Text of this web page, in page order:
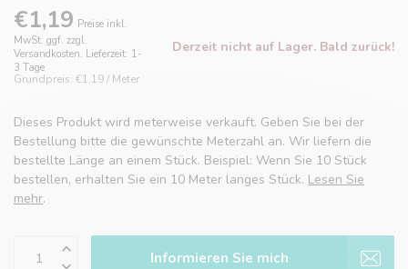
€1,19 Preise inkl.
MwSt. ggf. zzgl.
Versandkosten. Lieferzeit: 1-
3 Tage
Grundpreis: €1,19 / Meter
Derzeit nicht auf Lager. Bald zurück!
Dieses Produkt wird meterweise verkauft. Geben Sie bei der
Bestellung bitte die gewünschte Meterzahl an. Wir liefern die
bestellte Länge an einem Stück. Beispiel: Wenn Sie 10 Stück
bestellen, erhalten Sie ein 10 Meter langes Stück. Lesen Sie
mehr.
Informieren Sie mich